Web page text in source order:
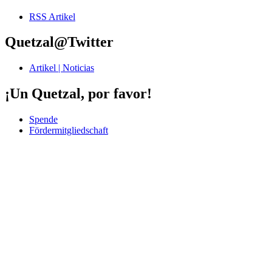
RSS Artikel
Quetzal@Twitter
Artikel | Noticias
¡Un Quetzal, por favor!
Spende
Fördermitgliedschaft